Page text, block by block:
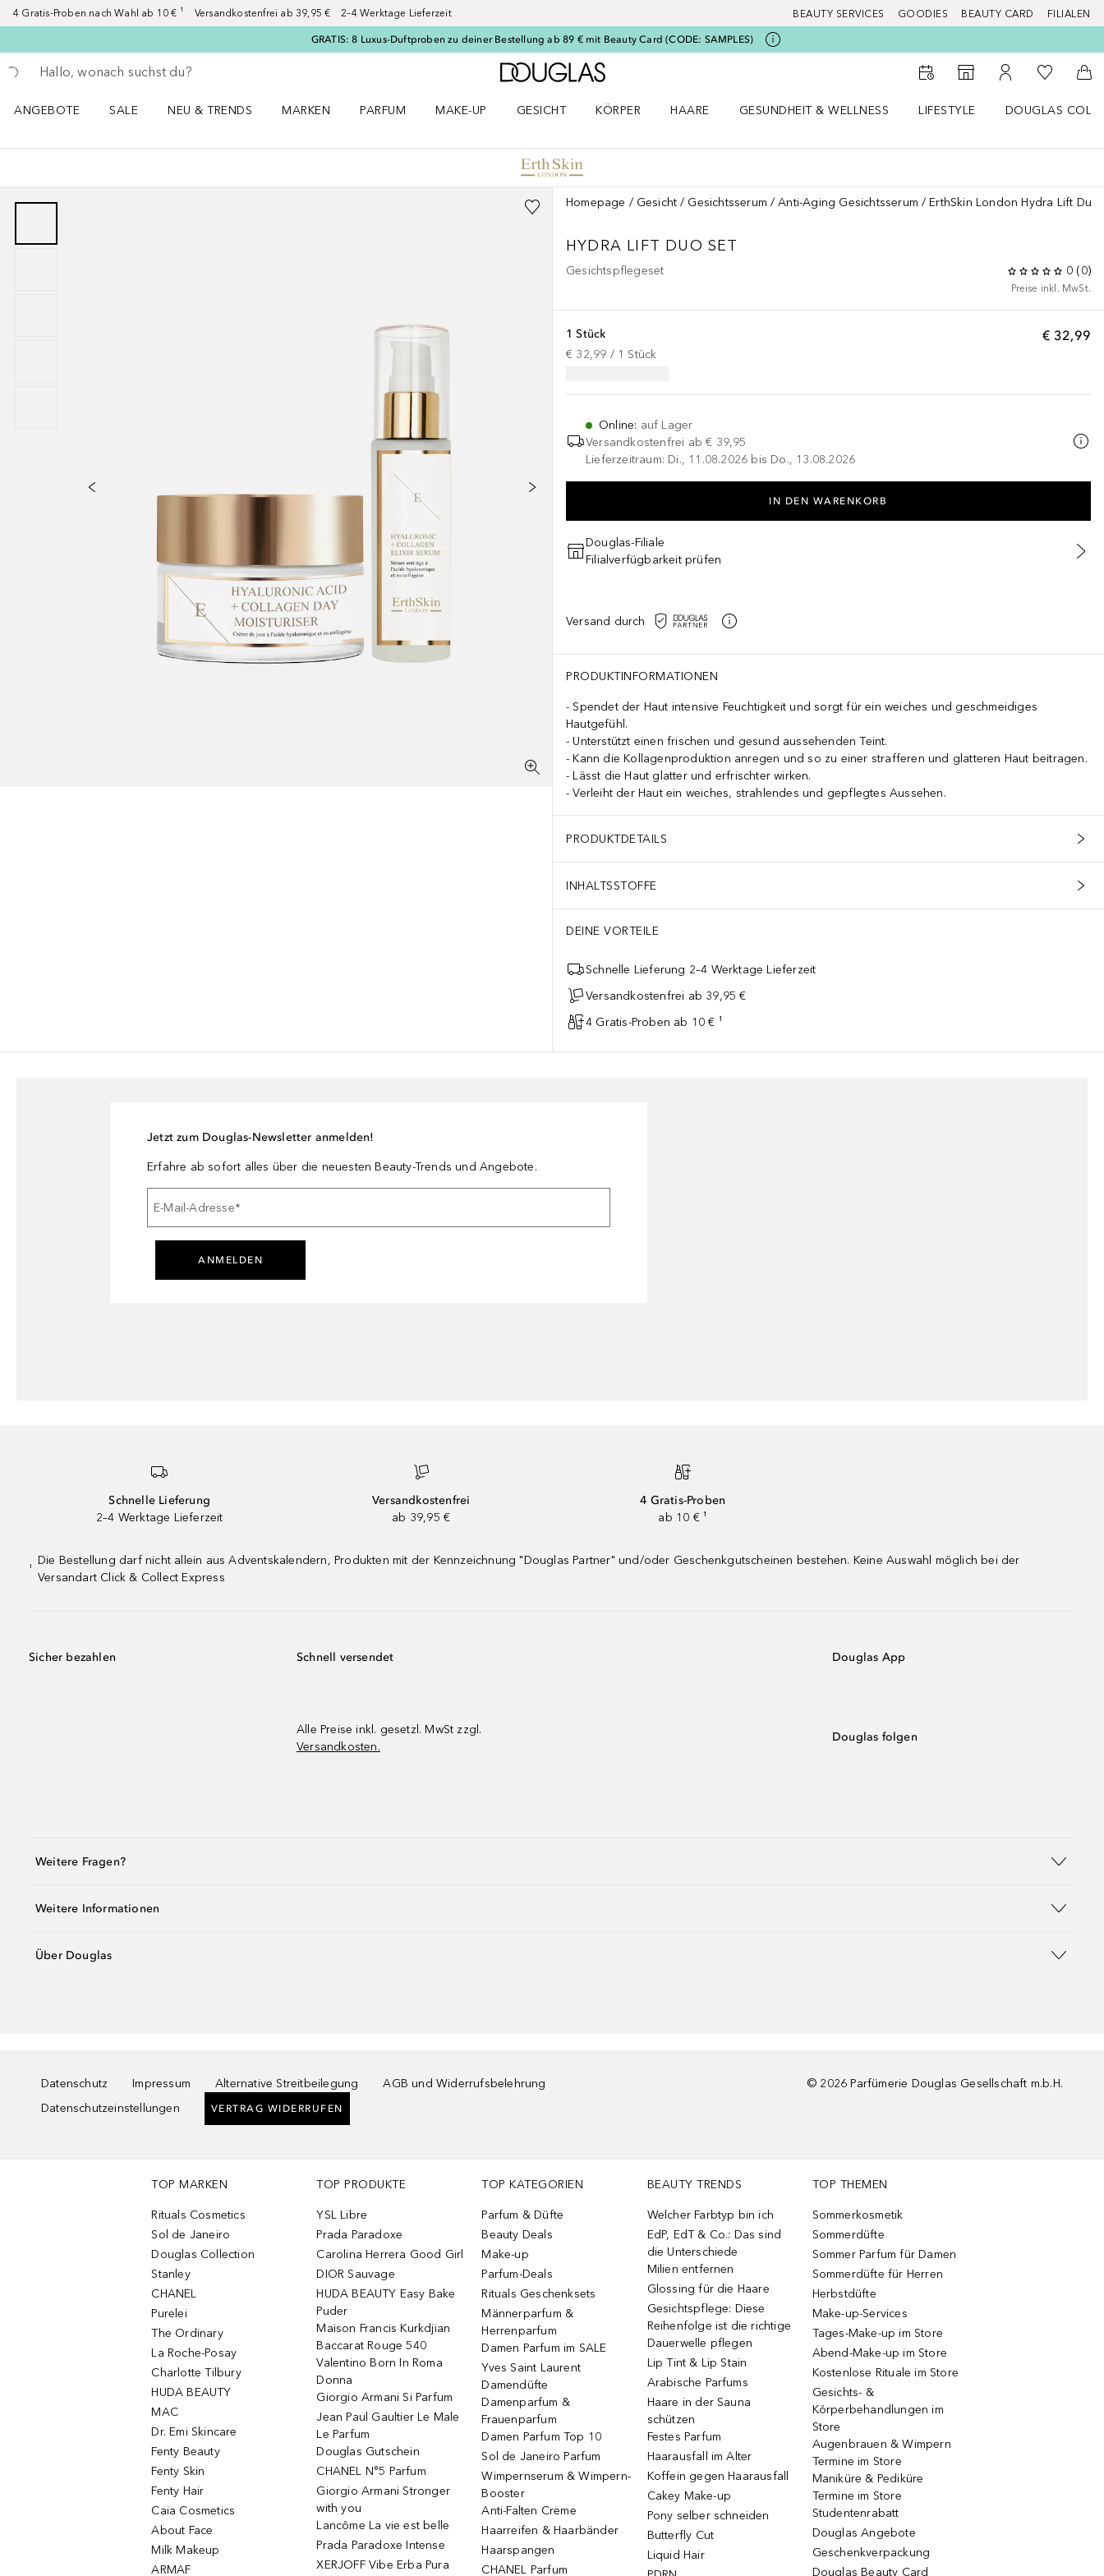
4 Gratis-Proben nach Wahl ab 10 € ¹ Versandkostenfrei ab 39,95 € 2–4 Werktage Lieferzeit BEAUTY SERVICES GOODIES BEAUTY CARD FILIALEN
GRATIS: 8 Luxus-Duftproben zu deiner Bestellung ab 89 € mit Beauty Card (CODE: SAMPLES)
Gehe zurück
Suche ausführen
Zur Douglas Startseite
Zum Storefinder
Zu Meinem
Zu Meiner
ANGEBOTE
SALE
NEU & TRENDS
MARKEN
PARFUM
MAKE-UP
GESICHT
KÖRPER
HAARE
GESUNDHEIT & WELLNESS
LIFESTYLE
DOUGLAS
Homepage Gesicht Gesichtsserum Anti-Aging Gesichtsserum ErthSkin London Hydra Lift Duo
HYDRA LIFT DUO SET
Gesichtspflegeset 0 (0)
Preise inkl. MwSt.
€ 32,99
1 Stück
€ 32,99 / 1 Stück
Online: auf Lager
Versandkostenfrei ab € 39,95
Lieferzeitraum: Di., 11.08.2026 bis Do., 13.08.2026
IN DEN WARENKORB
Douglas-Filiale
Filialverfügbarkeit prüfen
Versand durch
PRODUKTINFORMATIONEN
Spendet der Haut intensive Feuchtigkeit und sorgt für ein weiches und geschmeidiges
Hautgefühl.
Unterstützt einen frischen und gesund aussehenden Teint.
Kann die Kollagenproduktion anregen und so zu einer strafferen und glatteren Haut beitragen.
Lässt die Haut glatter und erfrischter wirken.
Verleiht der Haut ein weiches, strahlendes und gepflegtes Aussehen.
PRODUKTDETAILS
INHALTSSTOFFE
DEINE VORTEILE
Schnelle Lieferung 2–4 Werktage Lieferzeit
Versandkostenfrei ab 39,95 €
4 Gratis-Proben ab 10 € ¹
Jetzt zum Douglas-Newsletter anmelden!
Erfahre ab sofort alles über die neuesten Beauty-Trends und Angebote.
E-Mail-Adresse*
ANMELDEN
Schnelle Lieferung
2–4 Werktage Lieferzeit
Versandkostenfrei
ab 39,95 €
4 Gratis-Proben
ab 10 € ¹
¹
Die Bestellung darf nicht allein aus Adventskalendern, Produkten mit der Kennzeichnung "Douglas Partner" und/oder Geschenkgutscheinen bestehen. Keine Auswahl möglich bei der
Versandart Click & Collect Express
Sicher bezahlen Schnell versendet
Alle Preise inkl. gesetzl. MwSt zzgl.
Versandkosten.
Douglas App
Douglas folgen
Weitere Fragen?
Weitere Informationen
Über Douglas
Datenschutz Impressum Alternative Streitbeilegung
AGB und Widerrufsbelehrung
Datenschutzeinstellungen
VERTRAG WIDERRUFEN
© 2026 Parfümerie Douglas Gesellschaft m.b.H.
TOP MARKEN
Rituals Cosmetics
Sol de Janeiro
Douglas Collection
Stanley
CHANEL
Purelei
The Ordinary
La Roche-Posay
Charlotte Tilbury
HUDA BEAUTY
MAC
Dr. Emi Skincare
Fenty Beauty
Fenty Skin
Fenty Hair
Caia Cosmetics
About Face
Milk Makeup
ARMAF
TOP PRODUKTE
YSL Libre
Prada Paradoxe
Carolina Herrera Good Girl
DIOR Sauvage
HUDA BEAUTY Easy Bake
Puder
Maison Francis Kurkdjian
Baccarat Rouge 540
Valentino Born In Roma
Donna
Giorgio Armani Si Parfum
Jean Paul Gaultier Le Male
Le Parfum
Douglas Gutschein
CHANEL N°5 Parfum
Giorgio Armani Stronger
with you
Lancôme La vie est belle
Prada Paradoxe Intense
XERJOFF Vibe Erba Pura
TOP KATEGORIEN
Parfum & Düfte
Beauty Deals
Make-up
Parfum-Deals
Rituals Geschenksets
Männerparfum &
Herrenparfum
Damen Parfum im SALE
Yves Saint Laurent
Damendüfte
Damenparfum &
Frauenparfum
Damen Parfum Top 10
Sol de Janeiro Parfum
Wimpernserum & Wimpern-
Booster
Anti-Falten Creme
Haarreifen & Haarbänder
Haarspangen
CHANEL Parfum
BEAUTY TRENDS
Welcher Farbtyp bin ich
EdP, EdT & Co.: Das sind
die Unterschiede
Milien entfernen
Glossing für die Haare
Gesichtspflege: Diese
Reihenfolge ist die richtige
Dauerwelle pflegen
Lip Tint & Lip Stain
Arabische Parfums
Haare in der Sauna
schützen
Festes Parfum
Haarausfall im Alter
Koffein gegen Haarausfall
Cakey Make-up
Pony selber schneiden
Butterfly Cut
Liquid Hair
TOP THEMEN
Sommerkosmetik
Sommerdüfte
Sommer Parfum für Damen
Sommerdüfte für Herren
Herbstdüfte
Make-up-Services
Tages-Make-up im Store
Abend-Make-up im Store
Kostenlose Rituale im Store
Gesichts- &
Körperbehandlungen im
Store
Augenbrauen & Wimpern
Termine im Store
Maniküre & Pediküre
Termine im Store
Studentenrabatt
Douglas Angebote
Geschenkverpackung
Douglas Beauty Card